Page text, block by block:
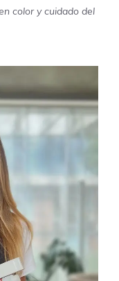
color y cuidado del